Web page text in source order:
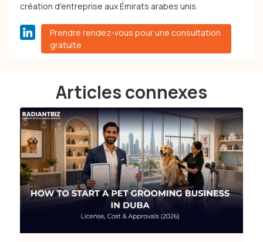
création d'entreprise aux Émirats arabes unis.
Prendre rendez-vous pour une consultation
gratuite
Articles connexes